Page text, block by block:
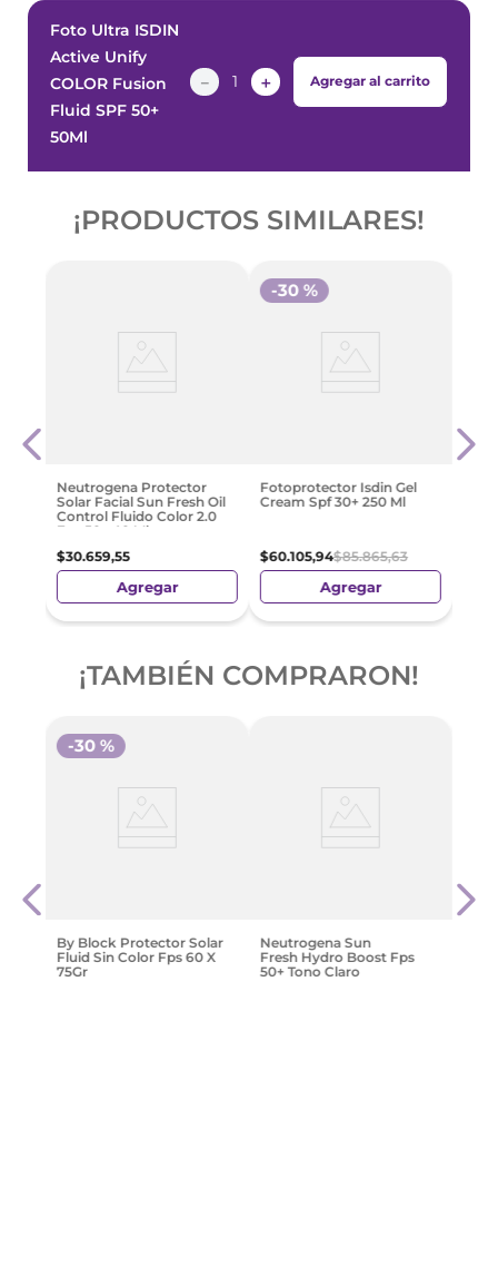
Foto Ultra ISDIN
Active Unify
COLOR Fusion
Fluid SPF 50+
50Ml
＋
－ Agregar al carrito
¡PRODUCTOS SIMILARES!
Neutrogena Protector
Solar Facial Sun Fresh Oil
Control Fluido Color 2.0
Fps 50+ 40 Ml
$30.659,55
Agregar
Fotoprotector Isdin Gel
Cream Spf 30+ 250 Ml
$60.105,94$85.865,63
-30 %
Agregar
¡TAMBIÉN COMPRARON!
By Block Protector Solar
Fluid Sin Color Fps 60 X
75Gr
-30 %
Neutrogena Sun
Fresh Hydro Boost Fps
50+ Tono Claro
Ml |